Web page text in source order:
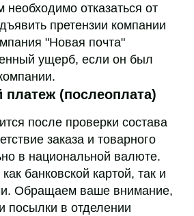
отказаться от
претензии компании
"Новая почта"
ущерб, если он был
(послеоплата)
после проверки состава
заказа и товарного
в национальной валюте.
банковской картой, так и
Обращаем ваше внимание,
посылки в отделении